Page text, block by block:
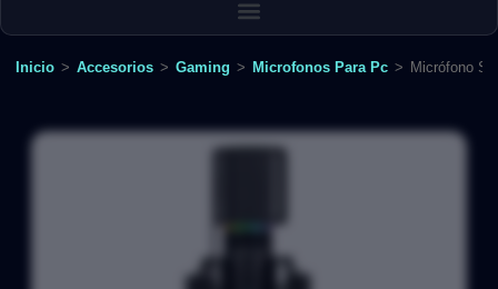
Inicio > Accesorios > Gaming > Microfonos Para Pc > Micrófono